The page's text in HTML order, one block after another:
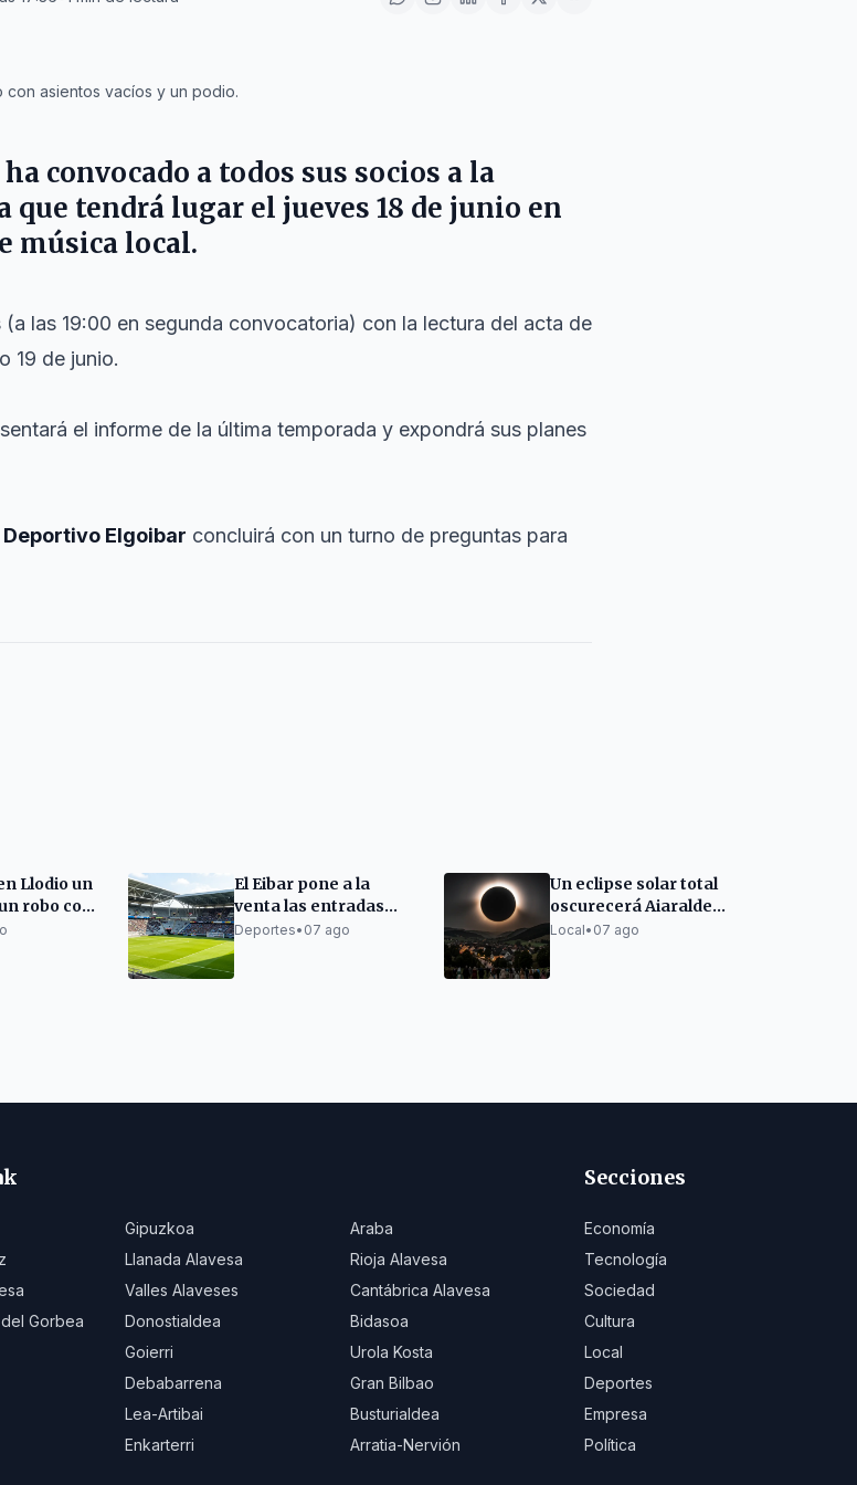
asientos vacíos y un podio.
ha convocado a todos sus socios a la
tendrá lugar el jueves 18 de junio en
música local.
las 19:00 en segunda convocatoria) con la lectura del acta de
19 de junio.
el informe de la última temporada y expondrá sus planes
Deportivo Elgoibar concluirá con un turno de preguntas para
Llodio un
robo con
Getxo
El Eibar pone a la
venta las entradas
para sus tres
Deportes• 07 ago
Un eclipse solar total
oscurecerá Aiaraldea
el 12 de agosto
Local• 07 ago
Gipuzkoa
Araba
Llanada Alavesa
Rioja Alavesa
Valles Alaveses
Cantábrica Alavesa
Gorbea
Donostialdea
Bidasoa
Goierri
Urola Kosta
Debabarrena
Gran Bilbao
Lea-Artibai
Busturialdea
Enkarterri
Arratia-Nervión
Secciones
Economía
Tecnología
Sociedad
Cultura
Local
Deportes
Empresa
Política